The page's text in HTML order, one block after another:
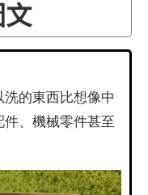
洗的東西比想像中
、機械零件甚至